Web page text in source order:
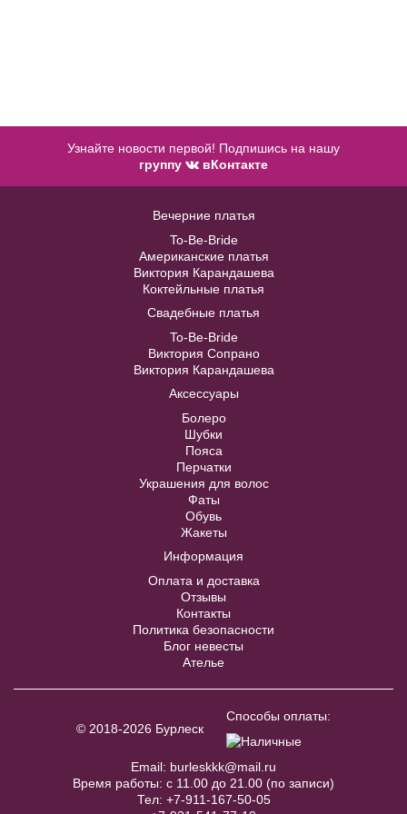
Модель №234 свадебное
В примерочную
Купить
В примерочную
Модель № 1299 V голубое с
пышной юбкой
44 46
В примерочную
Купить
Узнайте новости первой! Подпишись на нашу
группу
вКонтакте
Вечерние платья
To-Be-Bride
Американские платья
Виктория Карандашева
Коктейльные платья
Свадебные платья
To-Be-Bride
Виктория Сопрано
Виктория Карандашева
Аксессуары
Болеро
Шубки
Пояса
Перчатки
Украшения для волос
Фаты
Обувь
Жакеты
Информация
Оплата и доставка
Отзывы
Контакты
Политика безопасности
Блог невесты
Ателье
© 2018-2026 Бурлеск
Способы оплаты:
Email: burleskkk@mail.ru
Время работы: с 11.00 до 21.00 (по записи)
Тел: +7-911-167-50-05